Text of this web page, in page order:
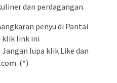
dan perdagangan.
penyu di Pantai
klik link ini
Jangan lupa klik Like dan
(*)